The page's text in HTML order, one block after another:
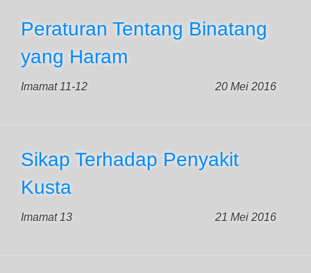
Peraturan Tentang Binatang
yang Haram
Imamat 11-12 20 Mei 2016
Sikap Terhadap Penyakit
Kusta
Imamat 13 21 Mei 2016